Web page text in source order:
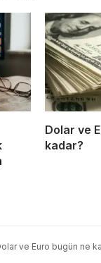
Dolar ve
kadar?
ve Euro bugün ne